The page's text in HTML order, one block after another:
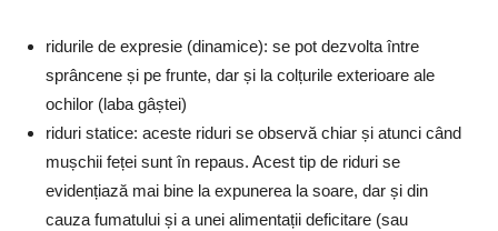
ridurile de expresie (dinamice): se pot dezvolta între
sprâncene și pe frunte, dar și la colțurile exterioare ale
ochilor (laba gâștei)
riduri statice: aceste riduri se observă chiar și atunci când
mușchii feței sunt în repaus. Acest tip de riduri se
evidențiază mai bine la expunerea la soare, dar și din
cauza fumatului și a unei alimentații deficitare (sau